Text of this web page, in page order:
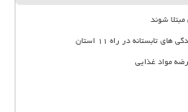
شوند
مواد غذایی